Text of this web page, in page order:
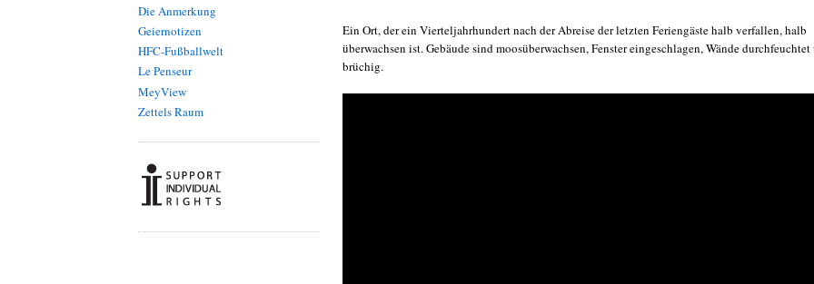
Die Anmerkung
Geiernotizen
HFC-Fußballwelt
Le Penseur
MeyView
Zettels Raum
Ein Ort, der ein Vierteljahrhundert nach der Abreise der letzten Feriengäste halb verfallen, halb
überwachsen ist. Gebäude sind moosüberwachsen, Fenster eingeschlagen, Wände
brüchig.